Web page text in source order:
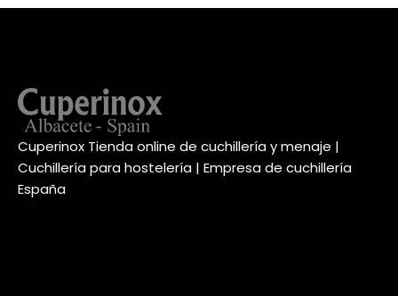
Cuperinox Tienda online de cuchillería y menaje |
Cuchillería para hostelería | Empresa de cuchillería
España